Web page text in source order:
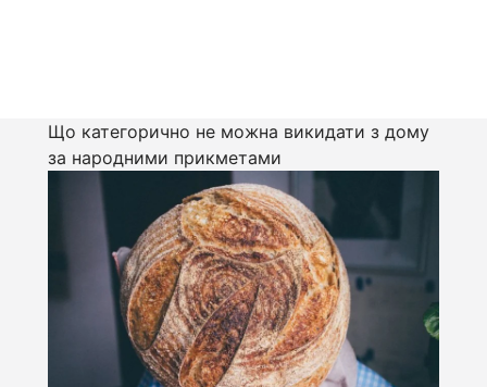
Що категорично не можна викидати з дому
за народними прикметами